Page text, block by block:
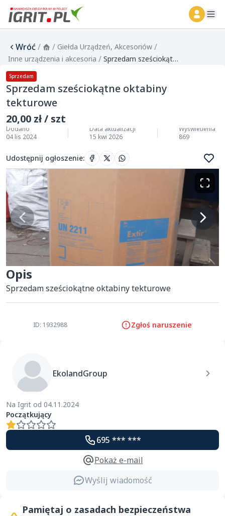
Wróć/ / Giełda Urządzeń, Akcesoriów /
Inne urządzenia i akcesoria / Sprzedam sześciokątne oktabiny tekturowe
Sprzedam
Sprzedam sześciokątne oktabiny
tekturowe
20,00 zł / szt
Dodano
04 lis 2024
Data aktualizacji
15 kwi 2026
Wyświetlenia
869
Udostępnij ogłoszenie:
Opis
Sprzedam sześciokątne oktabiny tekturowe
ID: 1932988 Zgłoś naruszenie
EkolandGroup
Na Igrit od 04.11.2024
Początkujący
695 *** ***
Pokaż e-mail
Wyślij wiadomość
Pamiętaj o zasadach bezpieczeństwa